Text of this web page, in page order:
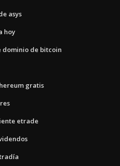
asys
hoy
dominio de bitcoin
gratis
etrade